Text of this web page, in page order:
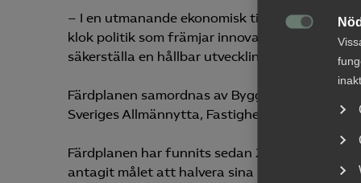
– I en utmanande ekonomisk tid måste vi
klok politik som främjar innovation, har höga
säkerställa en hållbar utveckling, säger Anders
Färdplanen samordnas av Byggföretagen
Sveriges Allmännytta, Fastighetsägarna,
Färdplanen har funnits sedan 2018 och
antagit målet att halvera sina klimatutsläpp